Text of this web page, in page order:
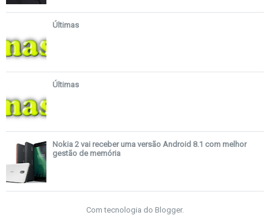
Últimas
Últimas
Nokia 2 vai receber uma versão Android 8.1 com melhor
gestão de memória
Com tecnologia do Blogger.